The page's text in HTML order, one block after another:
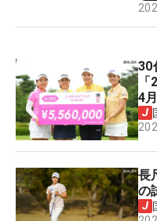
30
4
長
の